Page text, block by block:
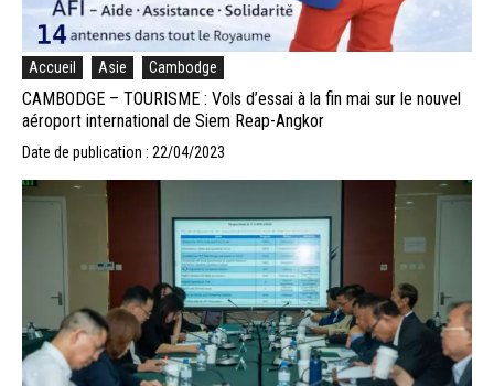
Accueil Asie Cambodge
CAMBODGE – TOURISME : Vols d’essai à la fin mai sur le nouvel
aéroport international de Siem Reap-Angkor
Date de publication : 22/04/2023